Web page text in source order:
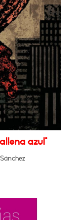
azul"